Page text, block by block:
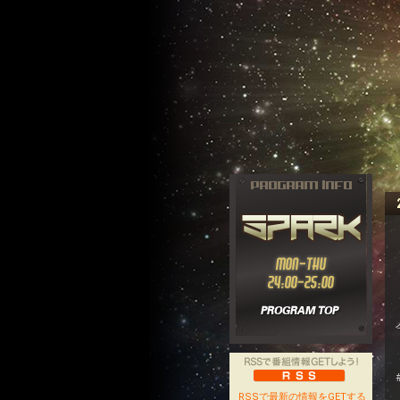
RSSで最新の情報をGETする